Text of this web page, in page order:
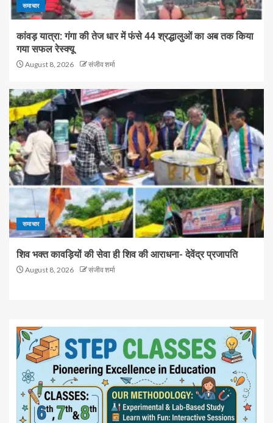
समाचार
कांवड़ यात्रा: गंगा की तेज धार में फंसे 44 श्रद्धालुओं का अब तक किया
गया सफल रेस्क्यू
August 8, 2026 संजीव शर्मा
समाचार
शिव भक्त कावड़ियों की सेवा ही शिव की आराधना- देवेंद्र प्रजापति
August 8, 2026 संजीव शर्मा